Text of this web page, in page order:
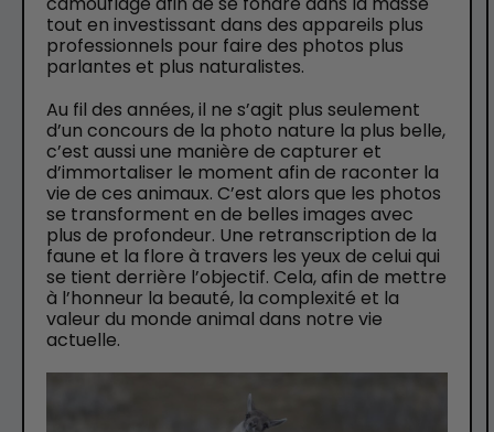
tout en investissant dans des appareils plus
professionnels pour faire des photos plus
parlantes et plus naturalistes.
Au fil des années, il ne s’agit plus seulement
d’un concours de la photo nature la plus belle,
c’est aussi une manière de capturer et
d’immortaliser le moment afin de raconter la
vie de ces animaux. C’est alors que les photos
se transforment en de belles images avec
plus de profondeur. Une retranscription de la
faune et la flore à travers les yeux de celui qui
se tient derrière l’objectif. Cela, afin de mettre
à l’honneur la beauté, la complexité et la
valeur du monde animal dans notre vie
actuelle.